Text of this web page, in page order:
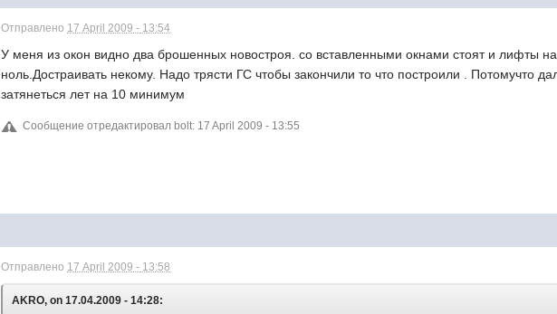
Отправлено 17 April 2009 - 13:54
У меня из окон видно два брошенных новостроя. со вставленными окнами стоят и лифты
ноль.Достраивать некому. Надо трясти ГС чтобы закончили то что построили . Потомучто
затянеться лет на 10 минимум
Сообщение отредактировал bolt: 17 April 2009 - 13:55
Отправлено 17 April 2009 - 13:58
AKRO, on 17.04.2009 - 14:28: